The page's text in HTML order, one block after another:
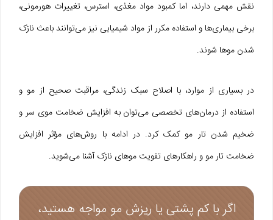
نقش مهمی دارند، اما کمبود مواد مغذی، استرس، تغییرات هورمونی،
برخی بیماری‌ها و استفاده مکرر از مواد شیمیایی نیز می‌توانند باعث نازک
شدن موها شوند.
در بسیاری از موارد، با اصلاح سبک زندگی، مراقبت صحیح از مو و
استفاده از درمان‌های تخصصی می‌توان به افزایش ضخامت موی سر و
ضخیم شدن تار مو کمک کرد. در ادامه با روش‌های مؤثر افزایش
ضخامت تار مو و راهکارهای تقویت موهای نازک آشنا می‌شوید.
اگر با کم پشتی یا ریزش مو مواجه هستید،